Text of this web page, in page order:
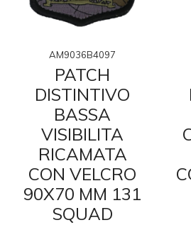
AM9036B4097
PATCH
DISTINTIVO
BASSA
VISIBILITA
RICAMATA
CON VELCRO
90X70 MM 131
SQUAD